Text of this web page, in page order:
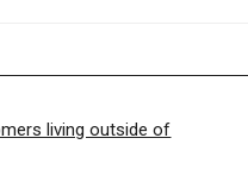
living outside of